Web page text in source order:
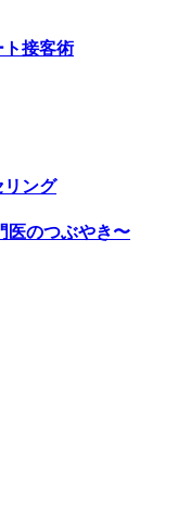
接客術
リング
のつぶやき〜